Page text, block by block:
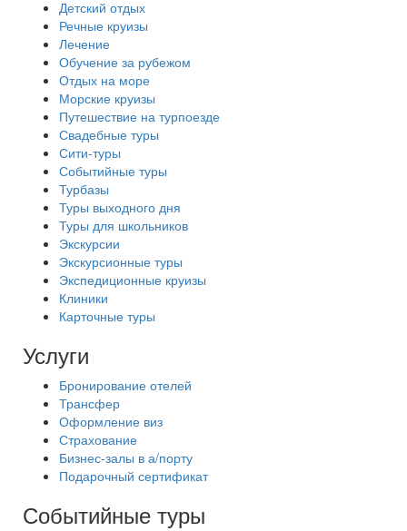
Детский отдых
Речные круизы
Лечение
Обучение за рубежом
Отдых на море
Морские круизы
Путешествие на турпоезде
Свадебные туры
Сити-туры
Событийные туры
Турбазы
Туры выходного дня
Туры для школьников
Экскурсии
Экскурсионные туры
Экспедиционные круизы
Клиники
Карточные туры
Услуги
Бронирование отелей
Трансфер
Оформление виз
Страхование
Бизнес-залы в а/порту
Подарочный сертификат
Событийные туры